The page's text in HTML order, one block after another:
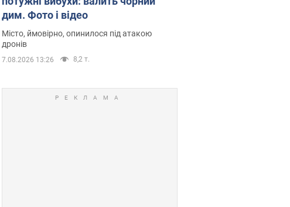
дим. Фото і відео
Місто, ймовірно, опинилося під атакою
дронів
7.08.2026 13:26 8,2 т.